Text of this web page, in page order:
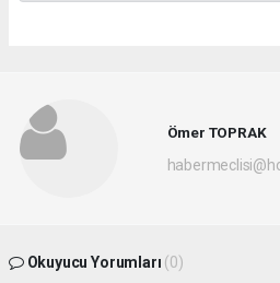
Ömer TOPRAK
Okuyucu Yorumları (0)